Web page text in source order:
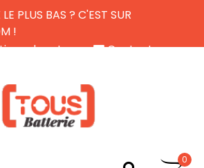
PLUS BAS ? C'EST SUR
!
de retour
Contactez-nous
0